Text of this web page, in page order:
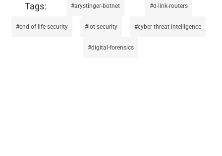
arystinger-botnet d-link-routers
end-of-life-security iot-security cyber-threat-intelligence
digital-forensics